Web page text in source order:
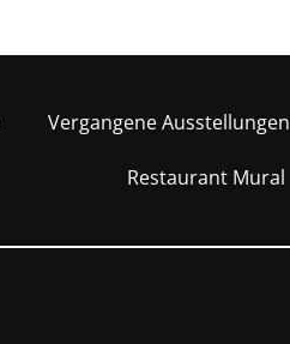
Vergangene Ausstellungen
Restaurant Mural